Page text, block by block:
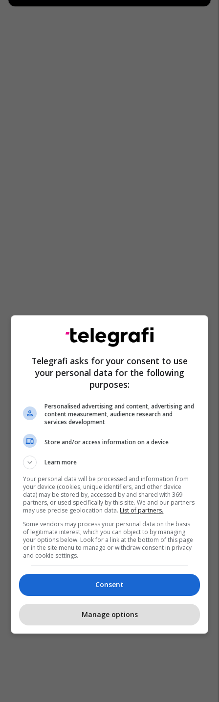
Telegrafi asks for your consent to use
your personal data for the following
purposes:
Personalised advertising and content, advertising and
content measurement, audience research and
services development
Store and/or access information on a device
Learn more
Your personal data will be processed and information from
your device (cookies, unique identifiers, and other device
data) may be stored by, accessed by and shared with 369
partners, or used specifically by this site. We and our partners
may use precise geolocation data. List of partners.
Some vendors may process your personal data on the basis
of legitimate interest, which you can object to by managing
your options below. Look for a link at the bottom of this page
or in the site menu to manage or withdraw consent in privacy
and cookie settings.
Consent
Manage options